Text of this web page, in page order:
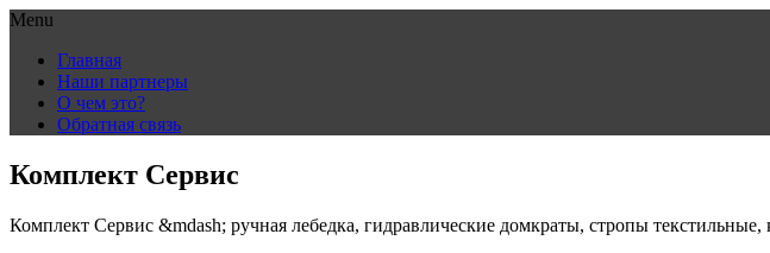
Menu
content
Главная
Наши партнеры
О чем это?
Обратная связь
Комплект Сервис
Комплект Сервис &mdash; ручная лебедка, гидравлические домкраты, стропы